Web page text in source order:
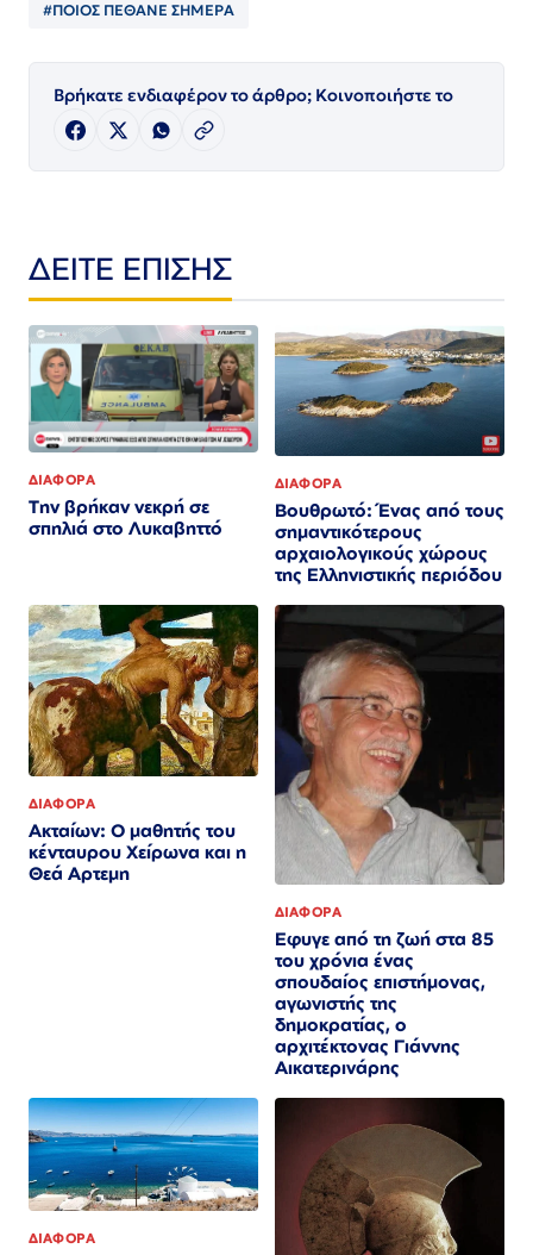
#ΠΟΙΟΣ ΠΈΘΑΝΕ ΣΗΜΕΡΑ
Βρήκατε ενδιαφέρον το άρθρο; Κοινοποιήστε το
ΔΕΙΤΕ ΕΠΙΣΗΣ
ΔΙΑΦΟΡΑ
Την βρήκαν νεκρή σε
σπηλιά στο Λυκαβηττό
ΔΙΑΦΟΡΑ
Βουθρωτό: Ένας από τους
σημαντικότερους
αρχαιολογικούς χώρους
της Ελληνιστικής περιόδου
ΔΙΑΦΟΡΑ
Ακταίων: Ο μαθητής του
κένταυρου Χείρωνα και η
Θεά Αρτεμη
ΔΙΑΦΟΡΑ
Εφυγε από τη ζωή στα 85
του χρόνια ένας
σπουδαίος επιστήμονας,
αγωνιστής της
δημοκρατίας, ο
αρχιτέκτονας Γιάννης
Αικατερινάρης
ΔΙΑΦΟΡΑ